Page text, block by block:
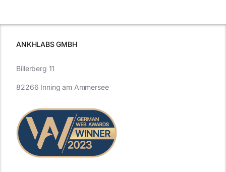
ANKHLABS GMBH
Billerberg 11
82266 Inning am Ammersee